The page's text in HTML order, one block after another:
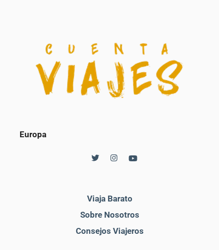
Europa
Viaja Barato
Sobre Nosotros
Consejos Viajeros